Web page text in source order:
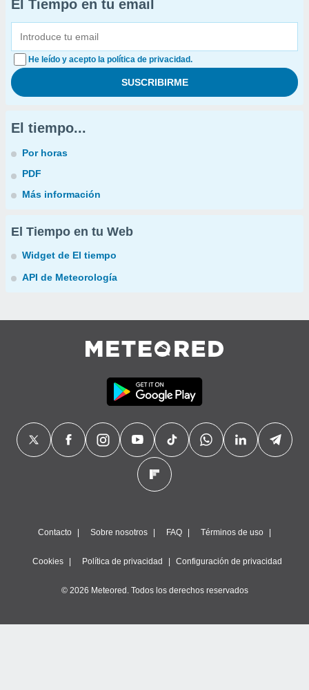
El Tiempo en tu email
He leído y acepto la política de privacidad.
El tiempo...
Por horas
PDF
Más información
El Tiempo en tu Web
Widget de El tiempo
API de Meteorología
Contacto Sobre nosotros FAQ Términos de uso
Cookies Política de privacidad Configuración de privacidad
© 2026 Meteored. Todos los derechos reservados